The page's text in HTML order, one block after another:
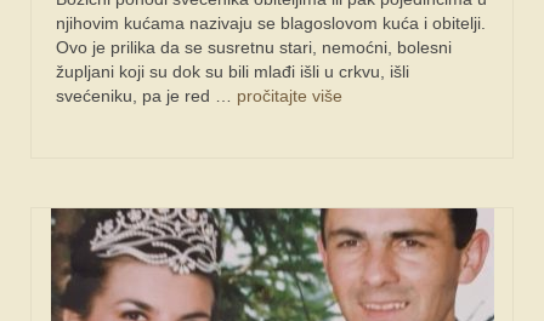
njihovim kućama nazivaju se blagoslovom kuća i obitelji.
Ovo je prilika da se susretnu stari, nemoćni, bolesni
župljani koji su dok su bili mlađi išli u crkvu, išli
svećeniku, pa je red … pročitajte više